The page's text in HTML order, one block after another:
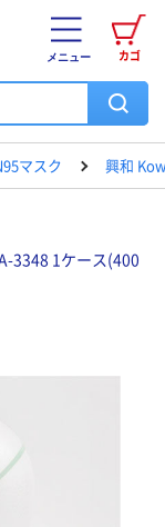
カゴ
メニュー
マスク 興和
3348 1ケース(400